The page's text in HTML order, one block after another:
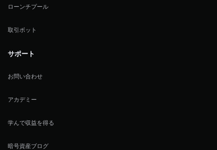
ローンチプール
取引ボット
サポート
お問い合わせ
アカデミー
学んで収益を得る
暗号資産ブログ